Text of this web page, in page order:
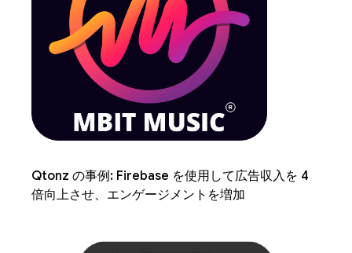
Qtonz の事例: Firebase を使用して広告収入を 4
倍向上させ、エンゲージメントを増加